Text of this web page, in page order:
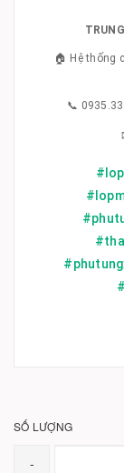
🏠 Hệ thống
📞
SỐ LƯỢNG
-